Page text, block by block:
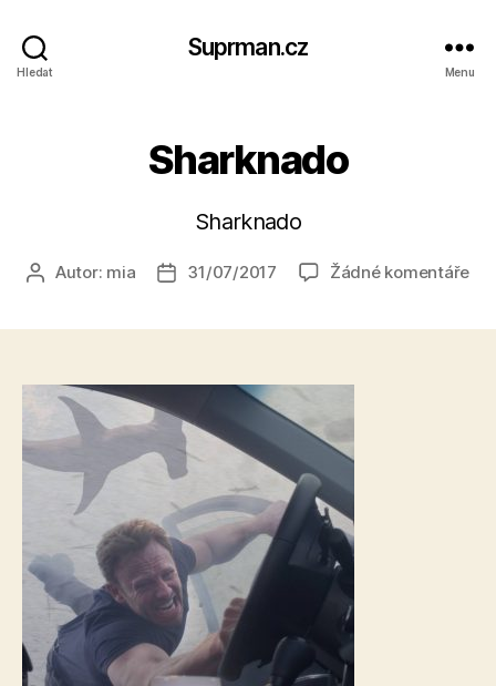
Hledat
Suprman.cz
Menu
Sharknado
Sharknado
AutorAutor: mia
Datum
31/07/2017 Žádné komentářeu